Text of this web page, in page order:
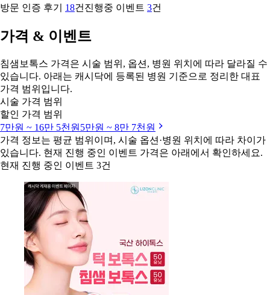
방문 인증 후기 18건 진행중 이벤트 3건
가격 & 이벤트
침샘보톡스 가격은 시술 범위, 옵션, 병원 위치에 따라 달라질 수
있습니다. 아래는 캐시닥에 등록된 병원 기준으로 정리한 대표
가격 범위입니다.
시술 가격 범위
할인 가격 범위
7만원 ~ 16만 5천원 5만원 ~ 8만 7천원
가격 정보는 평균 범위이며, 시술 옵션·병원 위치에 따라 차이가
있습니다. 현재 진행 중인 이벤트 가격은 아래에서 확인하세요.
현재 진행 중인 이벤트 3건